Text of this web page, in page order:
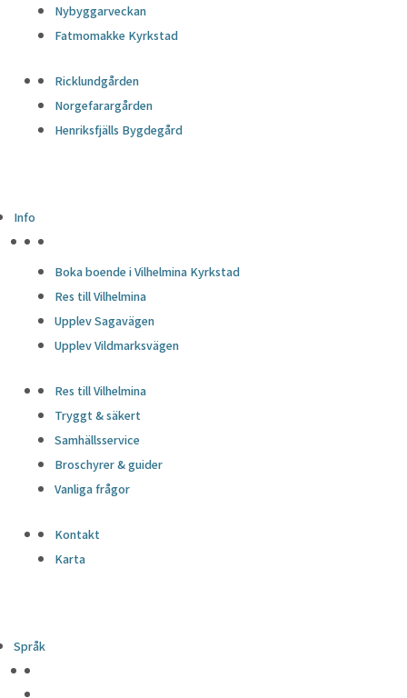
Nybyggarveckan
Fatmomakke Kyrkstad
Ricklundgården
Norgefarargården
Henriksfjälls Bygdegård
Info
Boka boende i Vilhelmina Kyrkstad
Res till Vilhelmina
Upplev Sagavägen
Upplev Vildmarksvägen
Res till Vilhelmina
Tryggt & säkert
Samhällsservice
Broschyrer & guider
Vanliga frågor
Kontakt
Karta
Språk